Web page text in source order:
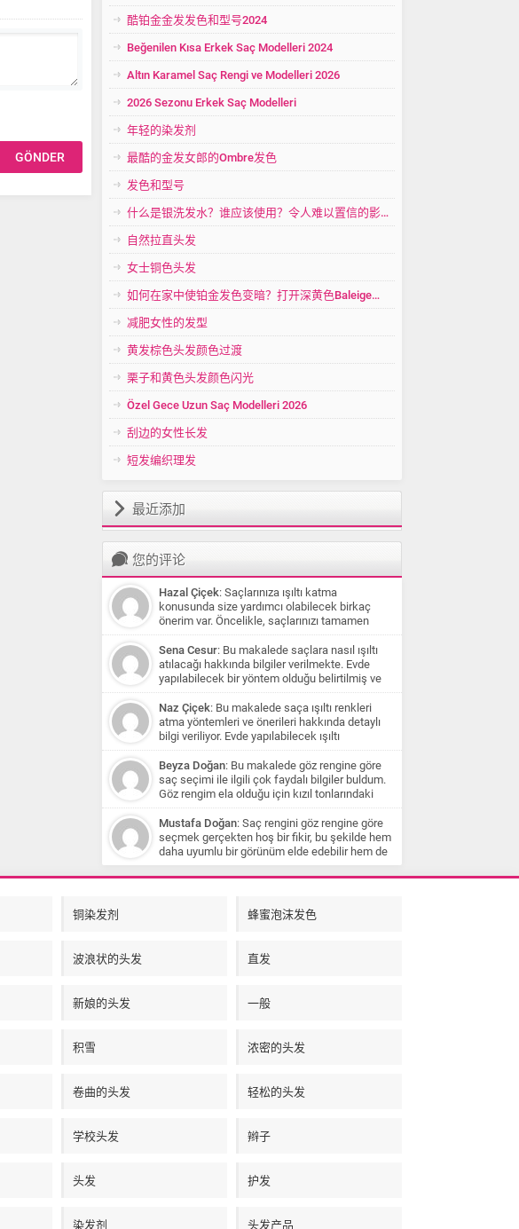
酷铂金金发发色和型号2024
Beğenilen Kısa Erkek Saç Modelleri 2024
Altın Karamel Saç Rengi ve Modelleri 2026
2026 Sezonu Erkek Saç Modelleri
年轻的染发剂
最酷的金发女郎的Ombre发色
发色和型号
什么是银洗发水？谁应该使用？令人难以置信的影响！
自然拉直头发
女士铜色头发
如何在家中使铂金发色变暗？打开深黄色Baleige颜色？
减肥女性的发型
黄发棕色头发颜色过渡
栗子和黄色头发颜色闪光
Özel Gece Uzun Saç Modelleri 2026
刮边的女性长发
短发编织理发
最近添加
您的评论
Hazal Çiçek: Saçlarınıza ışıltı katma
konusunda size yardımcı olabilecek birkaç
önerim var. Öncelikle, saçlarınızı tamamen
boyamanız yerine ışıltı atma yöntemlerini tercih
etmenizi öneririm. Bu şekilde saçlarınıza daha
az zarar verirsiniz ve doğal bir görünüm elde
edersiniz. Eğer saç renginiz koyu kahve veya
siyaha yakınsa, karamel tonlarından oluşan bir
ışıltı size çok yakışabilir. Bu renkler, saçlarınızı
yumuşatarak doğal bir parıltı sağlar. Beyaz
tenliyseniz, koyu karamel tonları size daha
uygun olabilir. Çikolata ve kahve tonlarında ışıltı
katmak isterseniz, saçınızın belirli bölümlerine
ince tutamlar halinde bal köpüğü tonlarında
boya uygulayabilirsiniz. Bu şekilde saçlarınıza
hareket ve canlılık katabilirsiniz. Siyah saç
rengine sahipseniz ve teniniz esmer ise biraz
cesur bir seçim yapabilirsiniz. Jennifer Lopez'in
saç rengini örnek alarak, bronz, kumral,
karamel veya bal köpüğü tonlarından oluşan bir
ışıltı deneyebilirsiniz. Ancak, uzun süredir siyah
ve bu işlem saçlarınıza zarar verebilir. Bu
aylarında daha sıcak renkler tercih etmenizi
doğal bir görünüm sağlayacaktır. Bu öneriler
katabilirsiniz. Unutmayın, saçlarınıza ışıltı
alarak gerçekleştirmeniz daha uygun olacaktır.
Sena Cesur: Bu makalede saçlara nasıl ışıltı
atılacağı hakkında bilgiler verilmekte. Evde
yapılabilecek bir yöntem olduğu belirtilmiş ve
bunun için açık saç boyaları kullanılması
öneriliyor. Açıklanan yöntem balyaj yapılması ve
saçlara uygun boya uygulanması üzerine
olduğu için siyah saçları olan biri için uygun
olmayabilir. Ancak önerilen diğer renkler ve
yöntemlerle daha açık tonlar elde edilebilir.
Ayrıca, saçlarınızın uzun süre boyalı olduğu ve
kuaför işlemlerinden geçmesi gerekebileceği
belirtiliyor.
Naz Çiçek: Bu makalede saça ışıltı renkleri
atma yöntemleri ve önerileri hakkında detaylı
bilgi veriliyor. Evde yapılabilecek ışıltı
uygulaması anlatılıyor ve kullanılabilecek boya
markaları öneriliyor. Ayrıca okuyucuların
soruları da cevaplandırılmış ve çeşitli renk
önerileri yapılmış. Özellikle beyaz tenli kişilere
koyu karamel tonları öneriliyor. Saçların
sağlığına dikkat çekilse de yapılan her işlem
saça zarar verebileceği belirtiliyor. Son olarak,
siyah boyalı saçlardan açıklık elde etmek için
aşamalı olarak açma işlemi yapılması gerektiği
ve kahve tonlarıyla başlanması öneriliyor.
Beyza Doğan: Bu makalede göz rengine göre
saç seçimi ile ilgili çok faydalı bilgiler buldum.
Göz rengim ela olduğu için kızıl tonlarındaki
saçları tercih edebilirim. Çok teşekkür ederim
Mustafa Doğan: Saç rengini göz rengine göre
seçmek gerçekten hoş bir fikir, bu şekilde hem
daha uyumlu bir görünüm elde edebilir hem de
gözlerin daha belirgin olmasını sağlayabilirsin.
Güzel bir rehber olmuş, teşekkürler
铜染发剂 蜂蜜泡沫发色
波浪状的头发 直发
新娘的头发 一般
积雪 浓密的头发
卷曲的头发 轻松的头发
学校头发 辫子
头发 护发
染发剂 头发产品